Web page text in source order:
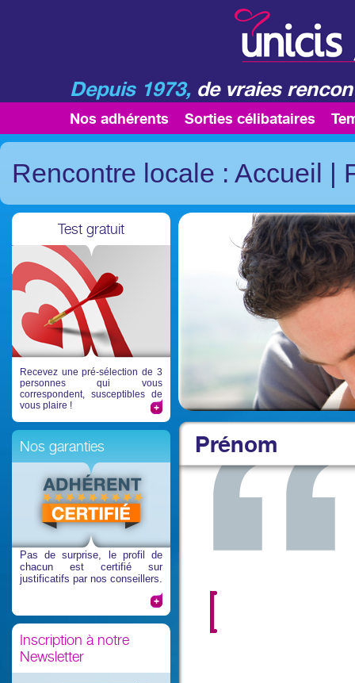
Depuis 1973, de vraies
Nos adhérents Sorties célibataires
Rencontre locale : Accueil |
Test gratuit
Recevez une pré-sélection de 3
personnes qui vous
correspondent, susceptibles de
vous plaire !
Nos garanties
Pas de surprise, le profil de
chacun est certifié sur
justificatifs par nos conseillers.
Inscription à notre
Newsletter
Prénom